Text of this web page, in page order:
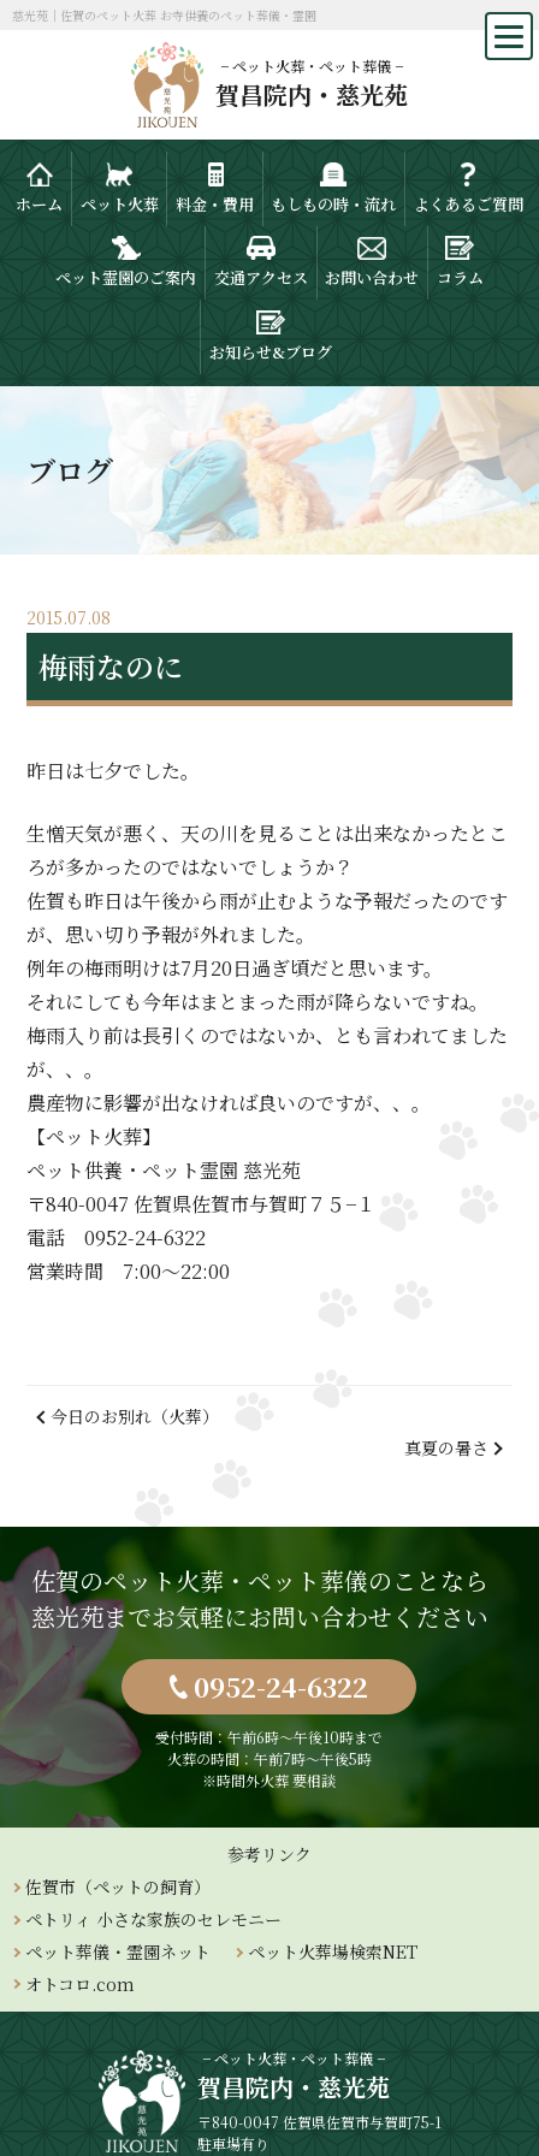
慈光苑｜佐賀のペット火葬 お寺供養のペット葬儀・霊園
− ペット火葬・ペット葬儀 −
賀昌院内・慈光苑
ホーム ペット火葬 料金・費用 もしもの時・流れ よくあるご質問
ペット霊園のご案内 交通アクセス お問い合わせ コラム
お知らせ&ブログ
ブログ
2015.07.08
梅雨なのに
昨日は七夕でした。
生憎天気が悪く、天の川を見ることは出来なかったとこ
ろが多かったのではないでしょうか？
佐賀も昨日は午後から雨が止むような予報だったのです
が、思い切り予報が外れました。
例年の梅雨明けは7月20日過ぎ頃だと思います。
それにしても今年はまとまった雨が降らないですね。
梅雨入り前は長引くのではないか、とも言われてました
が、、。
農産物に影響が出なければ良いのですが、、。
【ペット火葬】
ペット供養・ペット霊園 慈光苑
〒840-0047 佐賀県佐賀市与賀町７５−１
電話 0952-24-6322
営業時間 7:00～22:00
今日のお別れ（火葬）
真夏の暑さ
佐賀のペット火葬・ペット葬儀のことなら
慈光苑までお気軽にお問い合わせください
0952-24-6322
受付時間：午前6時〜午後10時まで
火葬の時間：午前7時～午後5時
※時間外火葬 要相談
参考リンク
佐賀市（ペットの飼育）
ペトリィ 小さな家族のセレモニー
ペット葬儀・霊園ネット
ペット火葬場検索NET
オトコロ.com
− ペット火葬・ペット葬儀 −
賀昌院内・慈光苑
〒840-0047 佐賀県佐賀市与賀町75-1
駐車場有り